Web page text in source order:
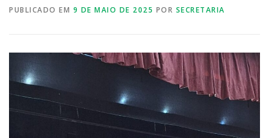
PUBLICADO EM 9 DE MAIO DE 2025 POR SECRETARIA